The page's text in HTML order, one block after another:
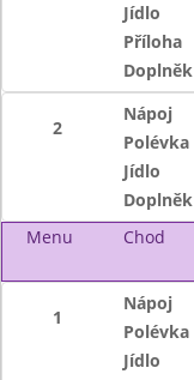
Jídlo
Příloha
Doplněk
2
Nápoj
Polévka
Jídlo
Doplněk
Menu
Chod
1
Nápoj
Polévka
Jídlo